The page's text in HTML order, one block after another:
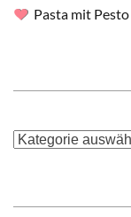
Pasta mit
Kategorien